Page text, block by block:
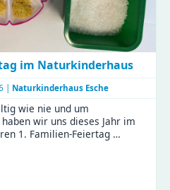
im Naturkinderhaus
| Naturkinderhaus Esche
wie nie und um
wir uns dieses Jahr im
1. Familien-Feiertag …